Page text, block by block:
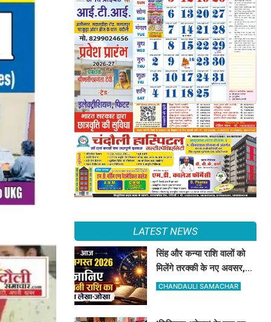
LATEST NEWS
सिंह और कन्या राशि वालों को
मिलेंगे तरक्की के नए अवसर,
जानिए अपनी राशि का पूरा
CHANDAULI SAMACHAR